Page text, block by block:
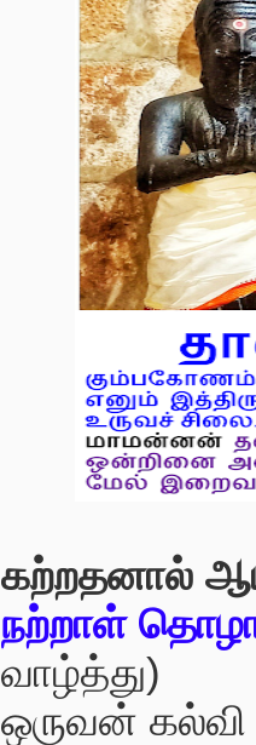
கற்றதனால்
நற்றாள்
வாழ்த்து)
ஒருவன்